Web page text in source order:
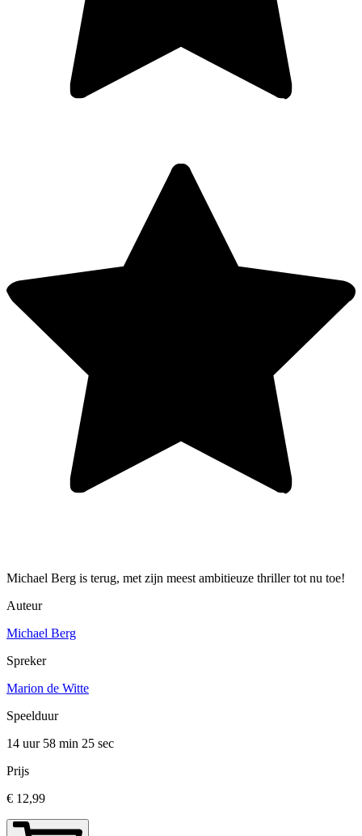
Michael Berg is terug, met zijn meest ambitieuze thriller tot nu toe!
Auteur
Michael Berg
Spreker
Marion de Witte
Speelduur
14 uur 58 min 25 sec
Prijs
€ 12,99